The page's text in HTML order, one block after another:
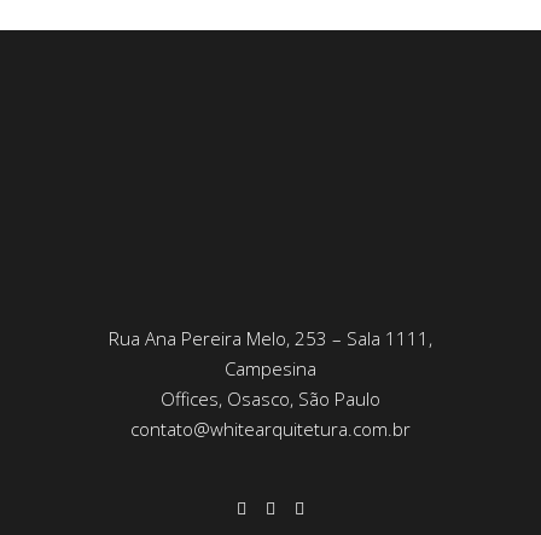
Rua Ana Pereira Melo, 253 – Sala 1111,
Campesina
Offices, Osasco, São Paulo
contato@whitearquitetura.com.br